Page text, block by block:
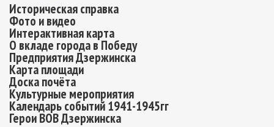
Историческая справка
Фото и видео
Интерактивная карта
О вкладе города в Победу
Предприятия Дзержинска
Карта площади
Доска почёта
Культурные мероприятия
Календарь событий 1941-1945гг
Герои ВОВ Дзержинска